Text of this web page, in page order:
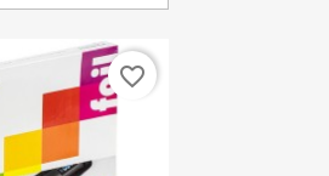
favorite_border